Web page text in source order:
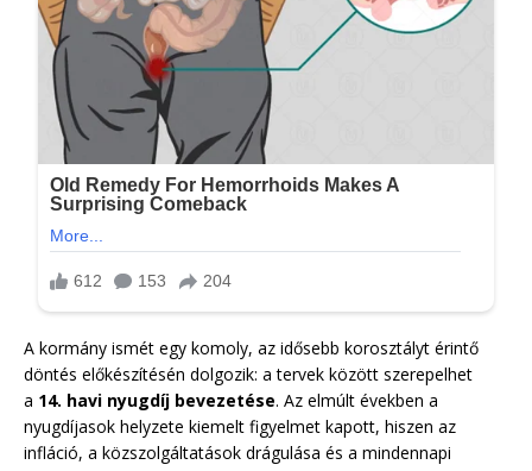
A kormány ismét egy komoly, az idősebb korosztályt érintő
döntés előkészítésén dolgozik: a tervek között szerepelhet
a 14. havi nyugdíj bevezetése. Az elmúlt években a
nyugdíjasok helyzete kiemelt figyelmet kapott, hiszen az
infláció, a közszolgáltatások drágulása és a mindennapi